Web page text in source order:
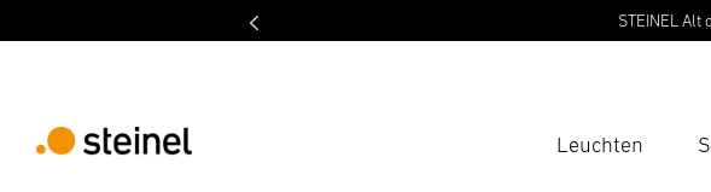
STEINEL Alt
Leuchten